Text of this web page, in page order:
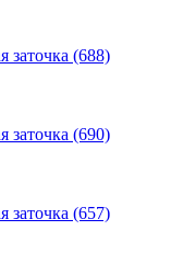
заточка (688)
заточка (690)
заточка (657)